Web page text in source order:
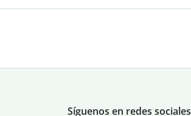
Síguenos en redes sociales